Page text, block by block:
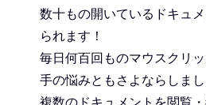
数十もの開いているドキュ
られます！
毎日何百回ものマウスクリ
手の悩みともさよならしまし
複数のドキュメントを閲覧